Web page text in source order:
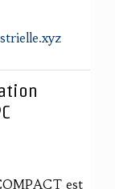
est